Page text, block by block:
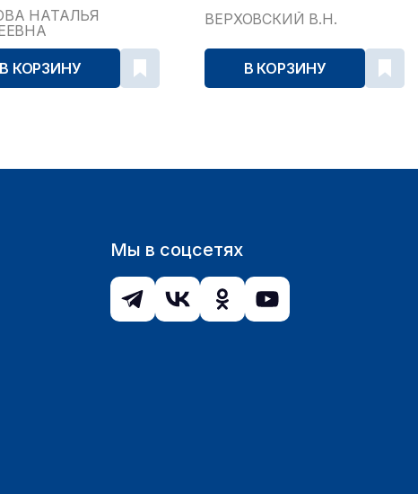
НАТАЛЬЯ
В КОРЗИНУ
ВЕРХОВСКИЙ В.Н.
В КОРЗИНУ
Мы в соцсетях